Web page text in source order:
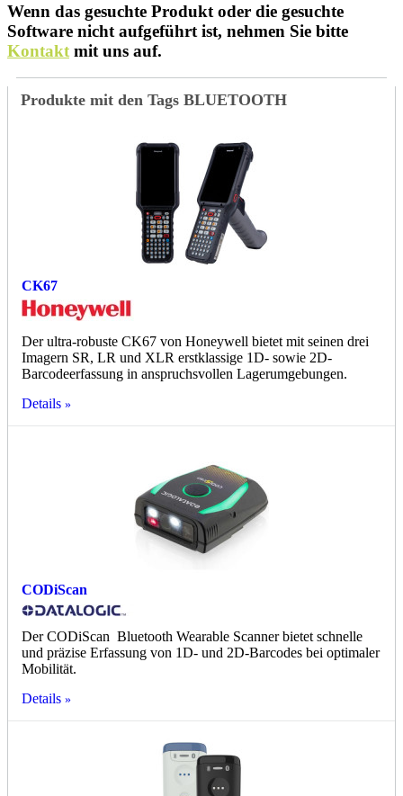
Wenn das gesuchte Produkt oder die gesuchte
Software nicht aufgeführt ist, nehmen Sie bitte
Kontakt mit uns auf.
Produkte mit den Tags BLUETOOTH
CK67
Der ultra-robuste CK67 von Honeywell bietet mit seinen drei
Imagern SR, LR und XLR erstklassige 1D- sowie 2D-
Barcodeerfassung in anspruchsvollen Lagerumgebungen.
Details
CODiScan
Der CODiScan Bluetooth Wearable Scanner bietet schnelle
und präzise Erfassung von 1D- und 2D-Barcodes bei optimaler
Mobilität.
Details